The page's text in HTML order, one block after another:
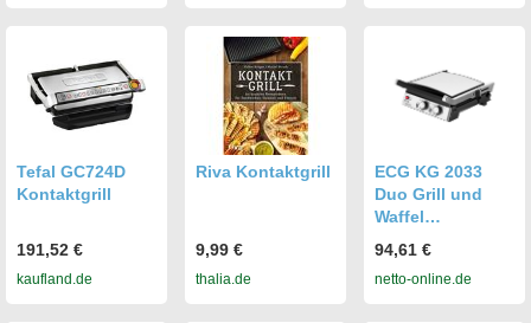
Tefal GC724D
Kontaktgrill
191,52 €
kaufland.de
Riva Kontaktgrill
9,99 €
thalia.de
ECG KG 2033
Duo Grill und
Waffel
94,61 €
netto-online.de